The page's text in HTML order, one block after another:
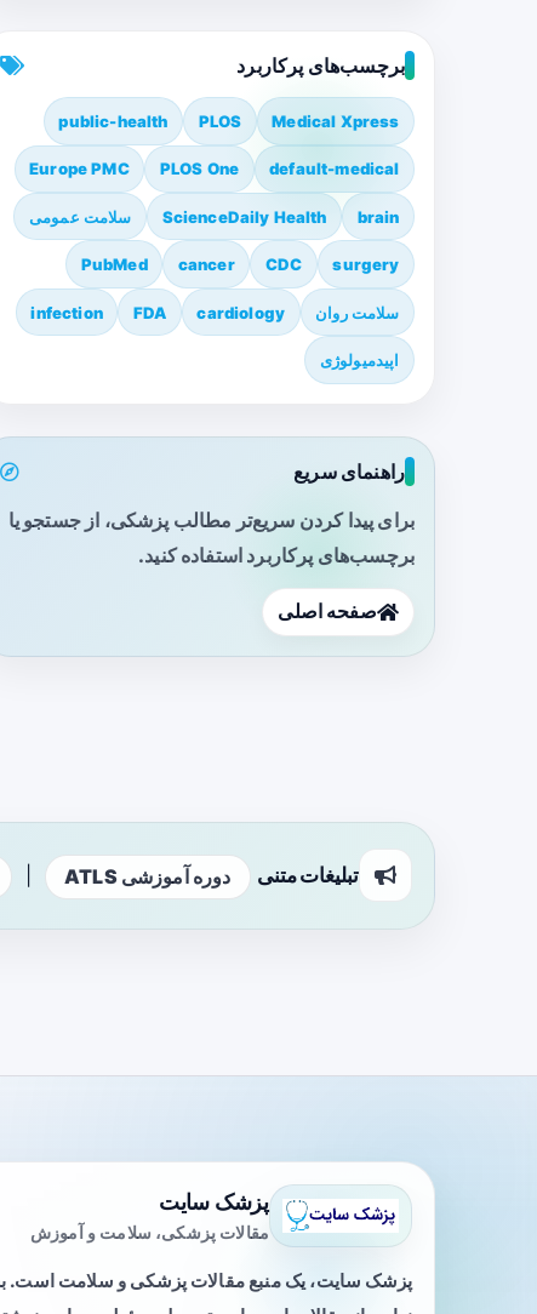
برچسب‌های پرکاربرد
Medical Xpress
PLOS
public-health
default-medical
PLOS One
Europe PMC
brain
ScienceDaily Health سلامت عمومی
surgery
CDC
cancer
PubMed
سلامت روان cardiology
FDA
infection
اپیدمیولوژی
راهنمای سریع
برای پیدا کردن سریع‌تر مطالب پزشکی، از جستجو یا
برچسب‌های پرکاربرد استفاده کنید.
صفحه اصلی
تبلیغات متنی دوره آموزشی ATLS
پزشک سایت
مقالات پزشکی، سلامت و آموزش
پزشک سایت، یک منبع مقالات پزشکی و سلامت